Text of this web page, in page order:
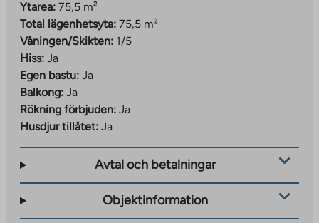
Ytarea: 75,5 m²
Total lägenhetsyta: 75,5 m²
Våningen/Skikten: 1/5
Hiss: Ja
Egen bastu: Ja
Balkong: Ja
Rökning förbjuden: Ja
Husdjur tillåtet: Ja
Avtal och betalningar
Objektinformation